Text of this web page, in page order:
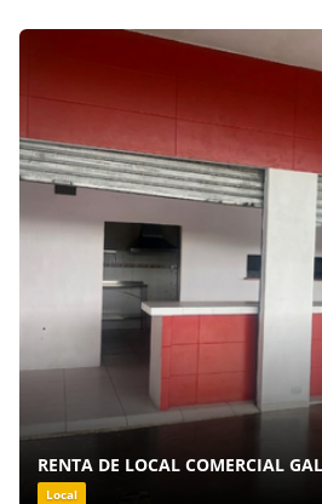
RENTA DE LOCAL COMERCIAL
Local